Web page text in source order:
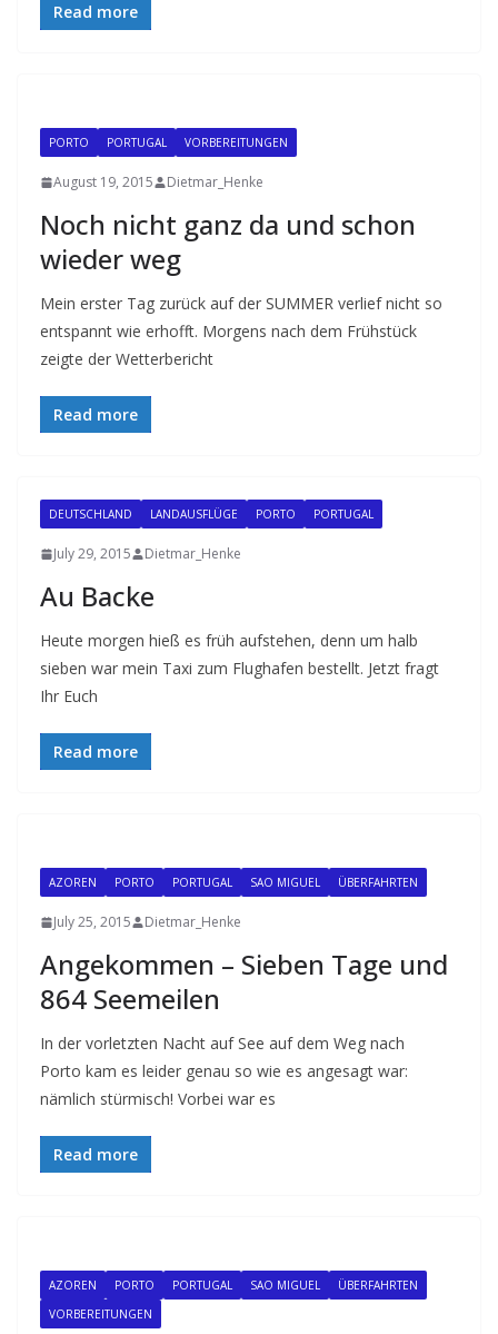
Read more
PORTO PORTUGAL VORBEREITUNGEN
August 19, 2015 Dietmar_Henke
Noch nicht ganz da und schon
wieder weg
Mein erster Tag zurück auf der SUMMER verlief nicht so
entspannt wie erhofft. Morgens nach dem Frühstück
zeigte der Wetterbericht
Read more
DEUTSCHLAND LANDAUSFLÜGE PORTO PORTUGAL
July 29, 2015 Dietmar_Henke
Au Backe
Heute morgen hieß es früh aufstehen, denn um halb
sieben war mein Taxi zum Flughafen bestellt. Jetzt fragt
Ihr Euch
Read more
AZOREN PORTO PORTUGAL SAO MIGUEL ÜBERFAHRTEN
July 25, 2015 Dietmar_Henke
Angekommen – Sieben Tage und
864 Seemeilen
In der vorletzten Nacht auf See auf dem Weg nach
Porto kam es leider genau so wie es angesagt war:
nämlich stürmisch! Vorbei war es
Read more
AZOREN PORTO PORTUGAL SAO MIGUEL
ÜBERFAHRTEN
VORBEREITUNGEN